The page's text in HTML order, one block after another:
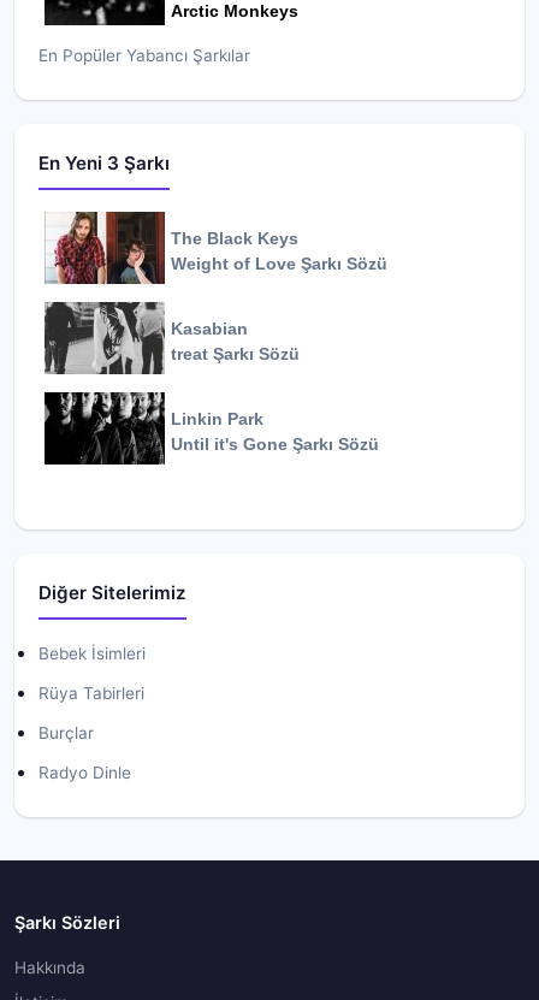
Arctic Monkeys
En Popüler Yabancı Şarkılar
En Yeni 3 Şarkı
The Black Keys
Weight of Love Şarkı Sözü
Kasabian
treat Şarkı Sözü
Linkin Park
Until it's Gone Şarkı Sözü
Diğer Sitelerimiz
Bebek İsimleri
Rüya Tabirleri
Burçlar
Radyo Dinle
Şarkı Sözleri
Hakkında